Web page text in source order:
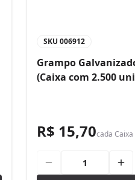
SKU 006912
Grampo
(Caixa com 2.500
R$ 15,70cada Caixa